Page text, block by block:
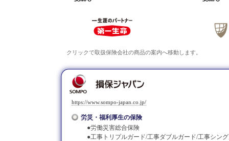
クリックで取扱保険会社の商品の案内へ移動します。
https://www.sompo-japan.co.jp/
労災・福利厚生の保険
●労働災害総合保険
●工事トリプルガード/工事ダブルガード/工事シン